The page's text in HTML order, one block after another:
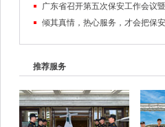
推荐服务